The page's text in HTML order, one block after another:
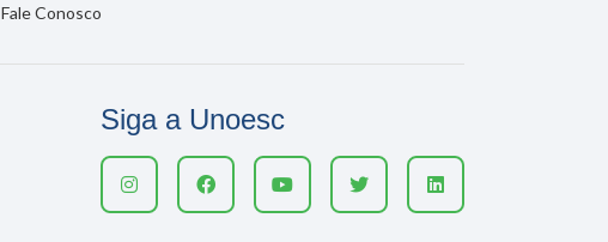
Fale Conosco
Siga a Unoesc